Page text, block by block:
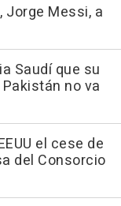
Jorge Messi, a
Saudí que su
no va
el cese de
del Consorcio